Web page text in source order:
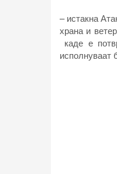
– истакна
храна и
каде е
исполнуваат